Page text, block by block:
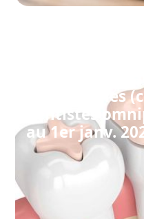
Formation
Onlay,
technologies
dentistes
au 1er janv.